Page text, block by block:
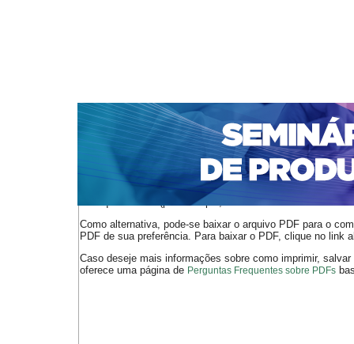
CAPA SOBRE ACESSO
NOTÍCIAS
PORTAL DE REVISTAS DA UNIFACS
v. 19, n. 1 (2020) > de Faria
O arquivo PDF selecionado deve ser carregado no
de arquivos PDF (por exemplo, uma versão atual do
Como alternativa, pode-se baixar o arquivo PDF para o
PDF de sua preferência. Para baixar o PDF, clique no link
Caso deseje mais informações sobre como imprimir,
oferece uma página de Perguntas Frequentes sobre PDFs